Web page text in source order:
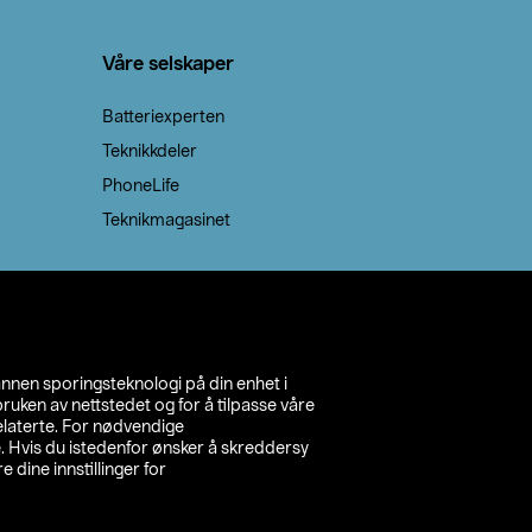
sporingsteknologi på din enhet i
av nettstedet og for å tilpasse våre
For nødvendige
Hvis du istedenfor ønsker å skreddersy
dine innstillinger for
Våre selskaper
Batteriexperten
Teknikkdeler
PhoneLife
Teknikmagasinet